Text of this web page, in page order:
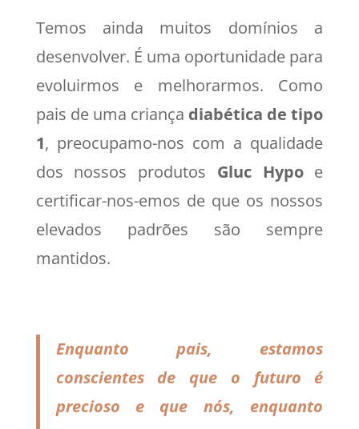
Temos ainda muitos domínios a
desenvolver. É uma oportunidade para
evoluirmos e melhorarmos. Como
pais de uma criança diabética de tipo
1, preocupamo-nos com a qualidade
dos nossos produtos Gluc Hypoe
certificar-nos-emos de que os nossos
elevados padrões são sempre
mantidos.
Enquanto pais, estamos
conscientes de que o futuro é
precioso e que nós, enquanto